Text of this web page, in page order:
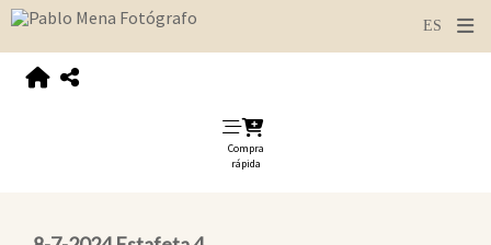
Compra
rápida